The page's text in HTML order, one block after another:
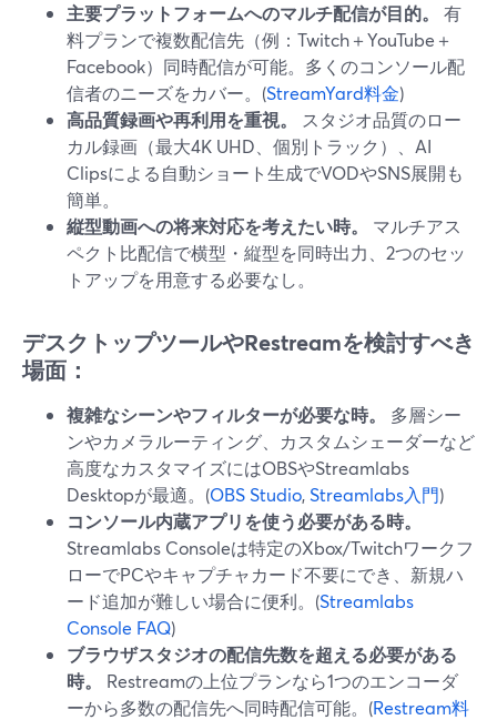
主要プラットフォームへのマルチ配信が目的。
有
料プランで複数配信先（例：Twitch＋YouTube＋
Facebook）同時配信が可能。多くのコンソール配
信者のニーズをカバー。(StreamYard料金)
高品質録画や再利用を重視。
スタジオ品質のロー
カル録画（最大4K UHD、個別トラック）、AI
Clipsによる自動ショート生成でVODやSNS展開も
簡単。
縦型動画への将来対応を考えたい時。
マルチアス
ペクト比配信で横型・縦型を同時出力、2つのセッ
トアップを用意する必要なし。
デスクトップツールやRestreamを検討すべき
場面：
複雑なシーンやフィルターが必要な時。
多層シー
ンやカメラルーティング、カスタムシェーダーなど
高度なカスタマイズにはOBSやStreamlabs
Desktopが最適。(OBS Studio,Streamlabs入門)
コンソール内蔵アプリを使う必要がある時。
Streamlabs Consoleは特定のXbox/Twitchワークフ
ローでPCやキャプチャカード不要にでき、新規ハ
ード追加が難しい場合に便利。(Streamlabs
Console FAQ)
ブラウザスタジオの配信先数を超える必要がある
時。
Restreamの上位プランなら1つのエンコーダ
ーから多数の配信先へ同時配信可能。(Restream料